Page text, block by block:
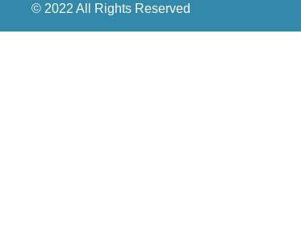
© 2022 All Rights Reserved